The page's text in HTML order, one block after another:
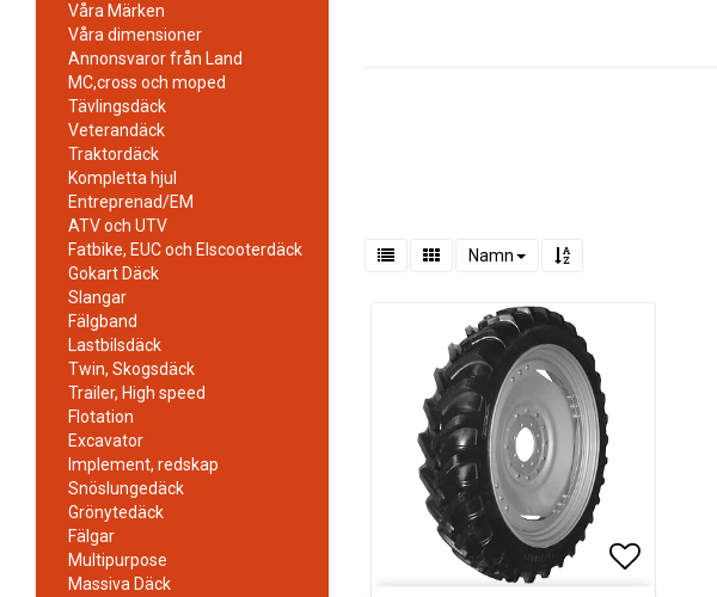
Våra Märken
Våra dimensioner
Annonsvaror från Land
MC,cross och moped
Tävlingsdäck
Veterandäck
Traktordäck
Kompletta hjul
Entreprenad/EM
ATV och UTV
Fatbike, EUC och Elscooterdäck
Gokart Däck
Slangar
Fälgband
Lastbilsdäck
Twin, Skogsdäck
Trailer, High speed
Flotation
Excavator
Implement, redskap
Snöslungedäck
Grönytedäck
Fälgar
Multipurpose
Massiva Däck
Namn